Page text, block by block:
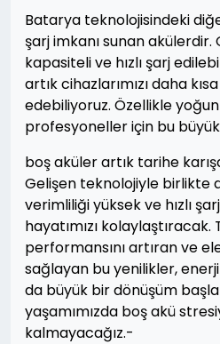
Batarya teknolojisindeki
şarj imkanı sunan
kapasiteli ve hızlı şarj
artık cihazlarımızı daha
edebiliyoruz. Özellikle
profesyoneller için bu
boş aküler artık tarihe
Gelişen teknolojiyle birlikte
verimliliği yüksek ve hızlı
hayatımızı kolaylaştıracak.
performansını artıran ve
sağlayan bu yenilikler,
da büyük bir dönüşüm
yaşamımızda boş akü
kalmayacağız.-